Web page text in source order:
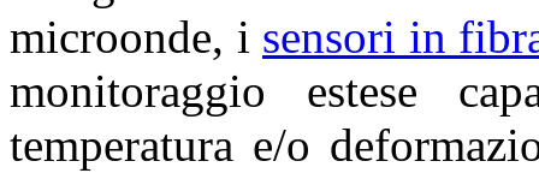
microonde, i sensori in
monitoraggio estese
temperatura e/o